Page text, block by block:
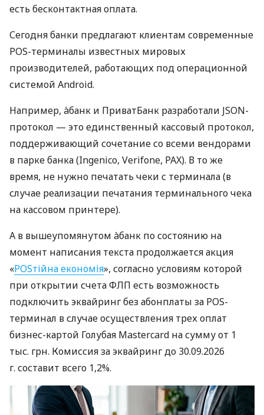
есть бесконтактная оплата.
Сегодня банки предлагают клиентам современные
POS-терминалы известных мировых
производителей, работающих под операционной
системой Android.
Например, àбанк и ПриватБанк разработали JSON-
протокол — это единственный кассовый протокол,
поддерживающий сочетание со всеми вендорами
в парке банка (Ingenico, Verifone, PAX). В то же
время, не нужно печатать чеки с терминала (в
случае реализации печатания терминального чека
на кассовом принтере).
А в вышеупомянутом àбанк по состоянию на
момент написания текста продолжается акция
«POSтійна економія», согласно условиям которой
при открытии счета ФЛП есть возможность
подключить эквайринг без абонплаты за POS-
терминал в случае осуществления трех оплат
бизнес-картой Голубая Mastercard на сумму от 1
тыс. грн. Комиссия за эквайринг до 30.09.2026
г. составит всего 1,2%.